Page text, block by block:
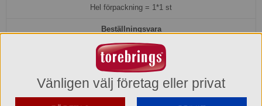
Hel förpackning = 1*1 st
Beställningsvara
Hos oss kan du alltid beställa även om varan inte finns i lager.
Beställ nu så beräknar vi kunna leverera inom 10-15 arbetsdagar, eller
senare om du önskar.
Köp »
Vänligen välj företag eller privat